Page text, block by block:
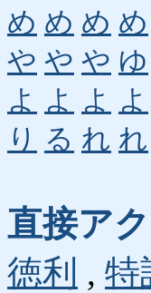
め め め め
や や や ゆ
よ よ よ よ
り る れ れ
直接ア
徳利 , 特